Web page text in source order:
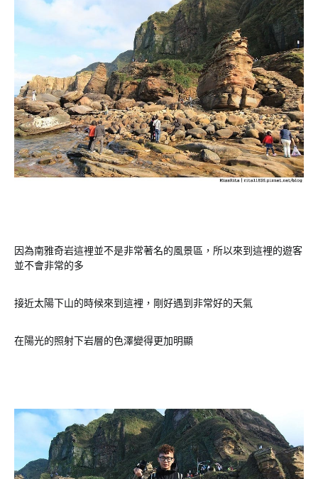
因為南雅奇岩這裡並不是非常著名的風景區，所以來到這裡的遊客
並不會非常的多
接近太陽下山的時候來到這裡，剛好遇到非常好的天氣
在陽光的照射下岩層的色澤變得更加明顯